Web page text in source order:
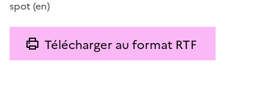
spot (en)
Télécharger au format RTF